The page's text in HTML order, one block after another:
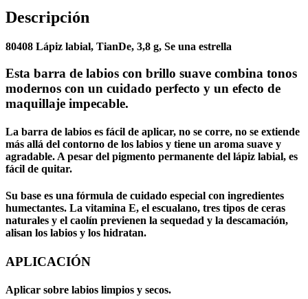
Descripción
80408 Lápiz labial, TianDe, 3,8 g, Se una estrella
Esta barra de labios con brillo suave combina tonos
modernos con un cuidado perfecto y un efecto de
maquillaje impecable.
La barra de labios es fácil de aplicar, no se corre, no se extiende
más allá del contorno de los labios y tiene un aroma suave y
agradable. A pesar del pigmento permanente del lápiz labial, es
fácil de quitar.
Su base es una fórmula de cuidado especial con ingredientes
humectantes. La vitamina E, el escualano, tres tipos de ceras
naturales y el caolín previenen la sequedad y la descamación,
alisan los labios y los hidratan.
APLICACIÓN
Aplicar sobre labios limpios y secos.